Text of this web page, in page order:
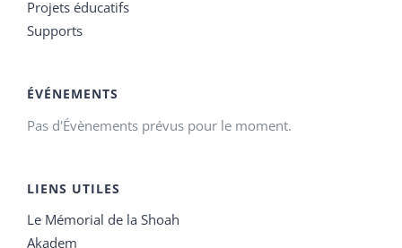
Projets éducatifs
Supports
ÉVÉNEMENTS
Pas d'Évènements prévus pour le moment.
LIENS UTILES
Le Mémorial de la Shoah
Akadem